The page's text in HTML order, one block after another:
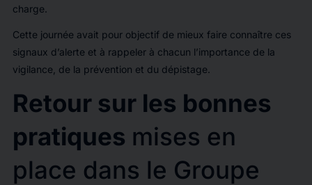
charge.
Cette journée avait pour objectif de mieux faire connaître ces
signaux d’alerte et à rappeler à chacun l’importance de la
vigilance, de la prévention et du dépistage.
Retour sur les bonnes
pratiques mises en
place dans le Groupe